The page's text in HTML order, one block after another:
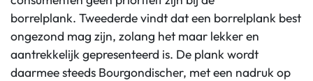
borrelplank. Tweederdevindt dat een borrelplank best
ongezond mag zijn, zolang het maar lekker en
aantrekkelijk gepresenteerd is. De plank wordt
daarmee steeds Bourgondischer, met een nadruk op